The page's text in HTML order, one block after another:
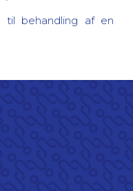
til behandling af en